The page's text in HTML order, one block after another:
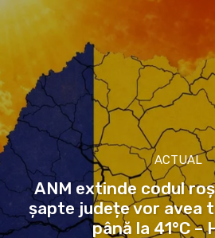
ACTUAL
ANM extinde codul
șapte județe vor avea
până la 41°C –